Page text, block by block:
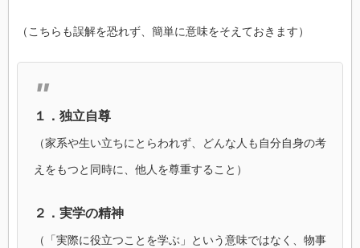
（こちらも誤解を恐れず、簡単に意味をそえておきます）
１．独立自尊
（家系や生い立ちにとらわれず、どんな人も自分自身の考
えをもつと同時に、他人を尊重すること）
２．実学の精神
（「実際に役立つことを学ぶ」という意味ではなく、物事